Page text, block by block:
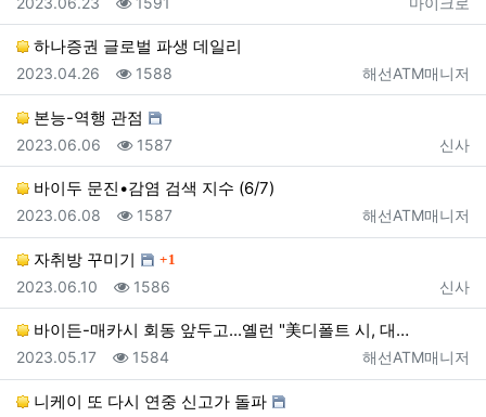
하나증권 글로벌 파생 데일리
등록자
해선ATM매니저
등록일
2023.04.26 조회
1588
본능-역행 관점
등록자
신사
등록일
2023.06.06 조회
1587
바이두 문진•감염 검색 지수 (6/7)
등록자
해선ATM매니저
등록일
2023.06.08 조회
1587
자취방 꾸미기 댓글
1
등록자
신사
등록일
2023.06.10 조회
1586
바이든-매카시 회동 앞두고...옐런 "美디폴트 시, 대…
등록자
해선ATM매니저
등록일
2023.05.17 조회
1584
니케이 또 다시 연중 신고가 돌파